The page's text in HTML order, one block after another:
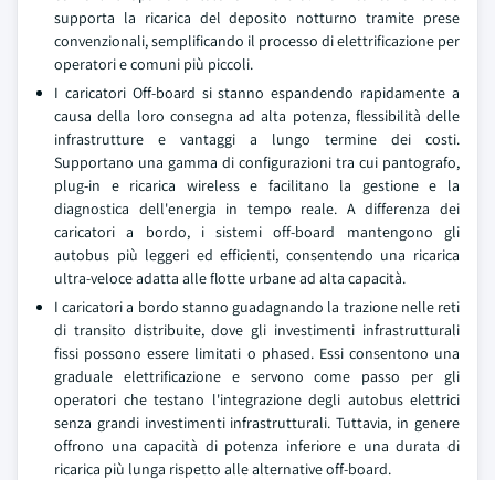
supporta la ricarica del deposito notturno tramite prese
convenzionali, semplificando il processo di elettrificazione per
operatori e comuni più piccoli.
I caricatori Off-board si stanno espandendo rapidamente a
causa della loro consegna ad alta potenza, flessibilità delle
infrastrutture e vantaggi a lungo termine dei costi.
Supportano una gamma di configurazioni tra cui pantografo,
plug-in e ricarica wireless e facilitano la gestione e la
diagnostica dell'energia in tempo reale. A differenza dei
caricatori a bordo, i sistemi off-board mantengono gli
autobus più leggeri ed efficienti, consentendo una ricarica
ultra-veloce adatta alle flotte urbane ad alta capacità.
I caricatori a bordo stanno guadagnando la trazione nelle reti
di transito distribuite, dove gli investimenti infrastrutturali
fissi possono essere limitati o phased. Essi consentono una
graduale elettrificazione e servono come passo per gli
operatori che testano l'integrazione degli autobus elettrici
senza grandi investimenti infrastrutturali. Tuttavia, in genere
offrono una capacità di potenza inferiore e una durata di
ricarica più lunga rispetto alle alternative off-board.